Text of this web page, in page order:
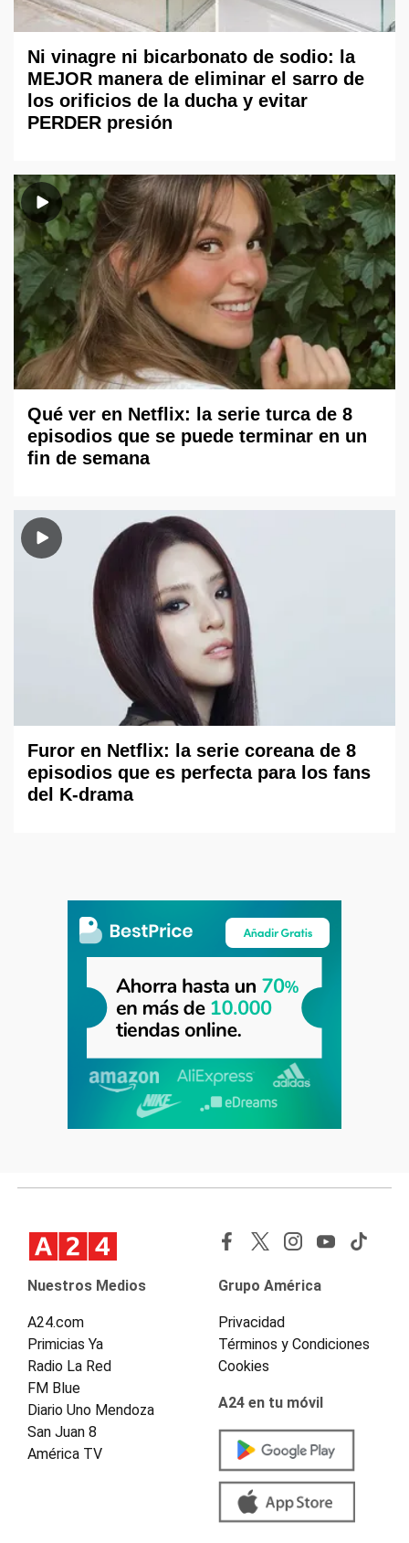
Ni vinagre ni bicarbonato de sodio: la
MEJOR manera de eliminar el sarro de
los orificios de la ducha y evitar
PERDER presión
Qué ver en Netflix: la serie turca de 8
episodios que se puede terminar en un
fin de semana
Furor en Netflix: la serie coreana de 8
episodios que es perfecta para los fans
del K-drama
Nuestros Medios
A24.com
Primicias Ya
Radio La Red
FM Blue
Diario Uno Mendoza
San Juan 8
América TV
Grupo América
Privacidad
Términos y Condiciones
Cookies
A24 en tu móvil